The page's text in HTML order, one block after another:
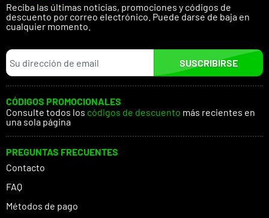
Reciba las últimas noticias, promociones y códigos de
descuento por correo electrónico. Puede darse de baja en
cualquier momento.
SUSCRIBIRSE
CÓDIGOS PROMOCIONALES
Consulte todos los códigos de descuento más recientes en
una sola página
PREGUNTAS FRECUENTES
Contacto
FAQ
Métodos de pago